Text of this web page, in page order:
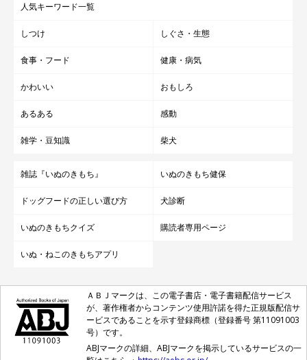
人気キーワード一覧
しつけ しぐさ・生態
食事・フード 健康・病気
かわいい おもしろ
あるある 感動
雑学・豆知識 柴犬
雑誌『いぬのきもち』 いぬのきもち健保
ドッグフードの正しい選び方 犬診断
いぬのきもちクイズ 購読者専用ページ
いぬ・ねこのきもちアプリ
ＡＢＪマークは、この電子書店・電子書籍配信サービス
が、著作権者からコンテンツ使用許諾を得た正規版配信サ
ービスであることを示す登録商標（登録番号 第11091003
号）です。
ABJマークの詳細、ABJマークを掲示しているサービスの一